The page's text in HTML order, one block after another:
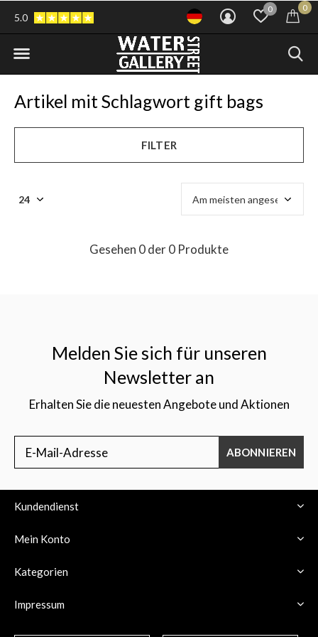
0 0
5.0
Artikel mit Schlagwort gift bags
FILTER
Gesehen 0 der 0 Produkte
Melden Sie sich für unseren
Newsletter an
Erhalten Sie die neuesten Angebote und Aktionen
ABONNIEREN
Kundendienst
Mein Konto
Kategorien
Impressum